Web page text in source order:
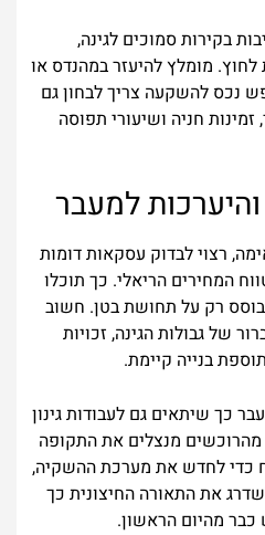
בקירות סמוכים לגינה,
לחוץ. מומלץ להיעזר במהנדס או
להשקעה צריך לבחון גם
חניה ושיעורי תפוסה
למעבר
רצוי לבדוק עסקאות דומות
המחירים הריאלי. כך תוכלו
רק על תחושת בטן. חשוב
של גבולות הגינה, זכויות
בנייה קיימת.
כך שיתאים גם לעבודות גינון
מנצלים את התקופה
כדי לחדש את מערכת ההשקיה,
את התאורה החיצונית כך
מהיום הראשון.